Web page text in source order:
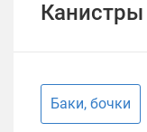
Канистры
Баки, бочки